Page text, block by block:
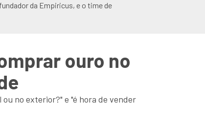
da Empiricus, e o time de
ouro no
no exterior?" e "é hora de vender